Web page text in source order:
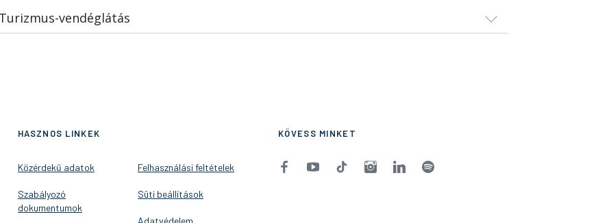
Turizmus-vendéglátás
HASZNOS LINKEK
Közérdekű adatok
Szabályozó
dokumentumok
Felhasználási feltételek
Süti beállítások
Adatvédelem
KÖVESS MINKET